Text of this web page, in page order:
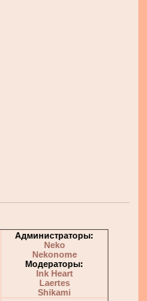
Администраторы:
Neko
Nekonome
Модераторы:
Ink Heart
Laertes
Shikami